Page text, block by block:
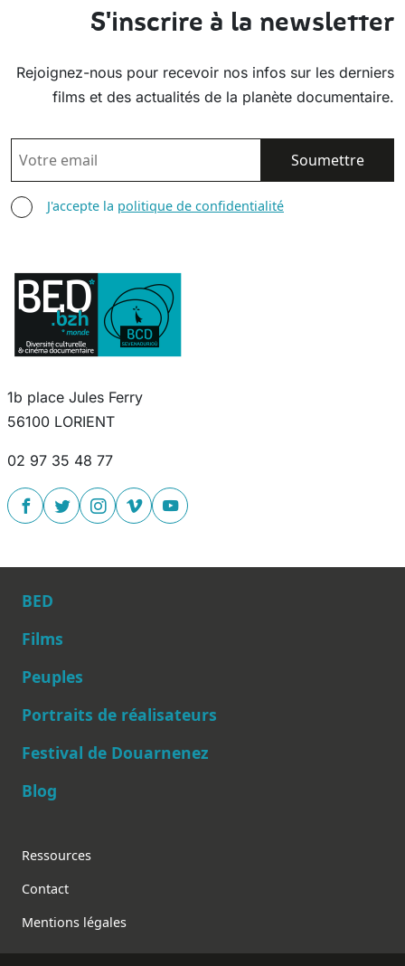
S'inscrire à la newsletter
Rejoignez-nous pour recevoir nos infos sur les derniers
films et des actualités de la planète documentaire.
EMAIL
AGREE TERMS
J'accepte la politique de confidentialité
1b place Jules Ferry
56100 LORIENT
02 97 35 48 77
Main navigation
BED
Films
Peuples
Portraits de réalisateurs
Festival de Douarnenez
Blog
Footer
Ressources
Contact
Mentions légales